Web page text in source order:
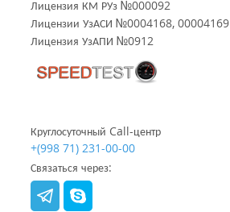
Лицензия КМ РУз №000092
Лицензии УзАСИ №0004168, 00004169
Лицензия УзАПИ №0912
Круглосуточный Call-центр
+(998 71) 231-00-00
Связаться через: